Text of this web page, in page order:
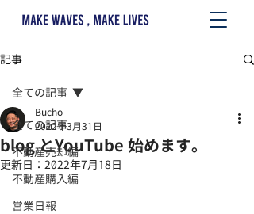
記事
全ての記事
不動産売却編
不動産購入編
営業日報
全ての記事
blog とYouTube 始めます。
Bucho
2022年3月31日
更新日： 2022年7月18日